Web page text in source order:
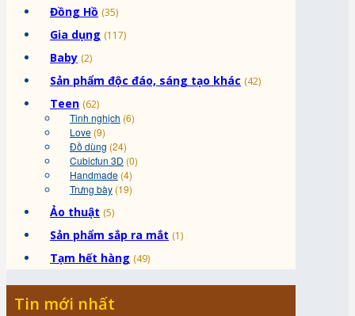
Đồng Hồ (35)
Gia dụng (117)
Baby (2)
Sản phẩm độc đáo, sáng tạo khác (42)
Teen (62)
Tinh nghịch (6)
Love (9)
Đồ dùng (24)
Cubicfun 3D (0)
Handmade (4)
Trưng bày (19)
Ảo thuật (5)
Sản phẩm sắp ra mắt (1)
Tạm hết hàng (49)
Tin mới nhất